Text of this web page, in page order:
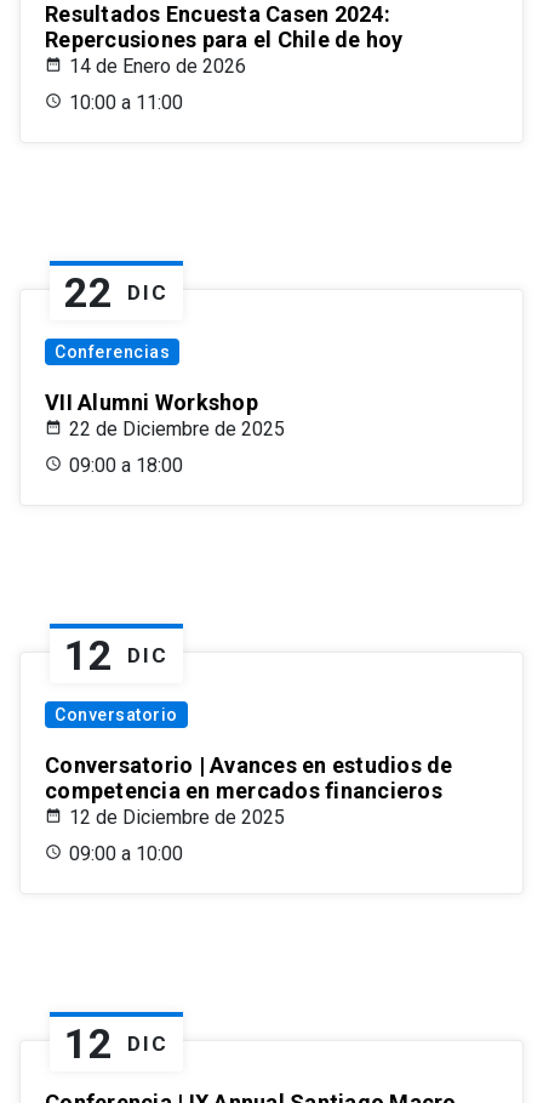
Resultados Encuesta Casen 2024:
Repercusiones para el Chile de hoy
14 de Enero de 2026
10:00 a 11:00
22 DIC
Conferencias
VII Alumni Workshop
22 de Diciembre de 2025
09:00 a 18:00
12 DIC
Conversatorio
Conversatorio | Avances en estudios de
competencia en mercados financieros
12 de Diciembre de 2025
09:00 a 10:00
12 DIC